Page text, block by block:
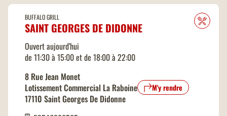
BUFFALO GRILL
SAINT GEORGES DE DIDONNE
Ouvert aujourd'hui
de 11:30 à 15:00 et de 18:00 à 22:00
8 Rue Jean Monet
Lotissement Commercial La Raboine
17110 Saint Georges De Didonne
M'y rendre